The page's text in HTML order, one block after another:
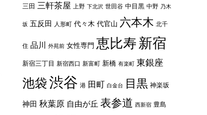
三田 三軒茶屋 上野 下北沢 世田谷 中目黒 中野 乃木
坂 五反田 人形町 代々木 代官山 六本木 北千
住 品川 外苑前 女性専門 恵比寿 新宿
新宿三丁目 新宿西口 新富町 新橋 有楽町 東銀座
池袋渋谷 港 田町 白金台 目黒 神楽坂
神田 秋葉原 自由が丘 表参道 西新宿 豊島